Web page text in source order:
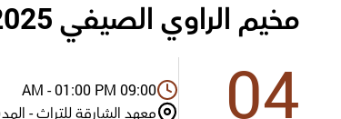
مخيم الراوي الصيفي 2025
04
09:00 AM - 01:00 PM
معهد الشارقة للتراث -